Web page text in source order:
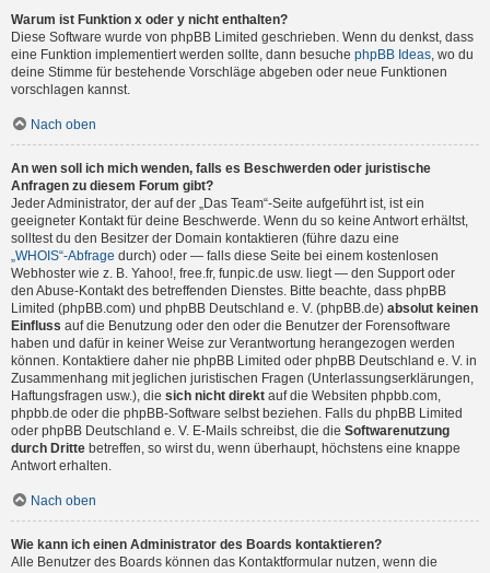
Warum ist Funktion x oder y nicht enthalten?
Diese Software wurde von phpBB Limited geschrieben. Wenn du denkst, dass
eine Funktion implementiert werden sollte, dann besuche phpBB Ideas, wo du
deine Stimme für bestehende Vorschläge abgeben oder neue Funktionen
vorschlagen kannst.
Nach oben
An wen soll ich mich wenden, falls es Beschwerden oder juristische
Anfragen zu diesem Forum gibt?
Jeder Administrator, der auf der „Das Team“-Seite aufgeführt ist, ist ein
geeigneter Kontakt für deine Beschwerde. Wenn du so keine Antwort erhältst,
solltest du den Besitzer der Domain kontaktieren (führe dazu eine
„WHOIS“-Abfrage durch) oder — falls diese Seite bei einem kostenlosen
Webhoster wie z. B. Yahoo!, free.fr, funpic.de usw. liegt — den Support oder
den Abuse-Kontakt des betreffenden Dienstes. Bitte beachte, dass phpBB
Limited (phpBB.com) und phpBB Deutschland e. V. (phpBB.de) absolut keinen
Einfluss auf die Benutzung oder den oder die Benutzer der Forensoftware
haben und dafür in keiner Weise zur Verantwortung herangezogen werden
können. Kontaktiere daher nie phpBB Limited oder phpBB Deutschland e. V. in
Zusammenhang mit jeglichen juristischen Fragen (Unterlassungserklärungen,
Haftungsfragen usw.), die sich nicht direkt auf die Websiten phpbb.com,
phpbb.de oder die phpBB-Software selbst beziehen. Falls du phpBB Limited
oder phpBB Deutschland e. V. E-Mails schreibst, die die Softwarenutzung
durch Dritte betreffen, so wirst du, wenn überhaupt, höchstens eine knappe
Antwort erhalten.
Nach oben
Wie kann ich einen Administrator des Boards kontaktieren?
Alle Benutzer des Boards können das Kontaktformular nutzen, wenn die